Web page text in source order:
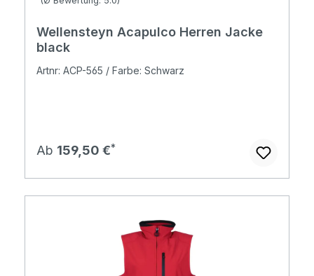
Wellensteyn Acapulco Herren Jacke
black
Artnr: ACP-565 / Farbe: Schwarz
Regulärer Preis:
Ab 159,50 €